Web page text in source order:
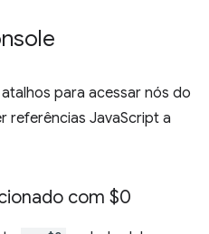
para acessar nós do
referências JavaScript a
com $0